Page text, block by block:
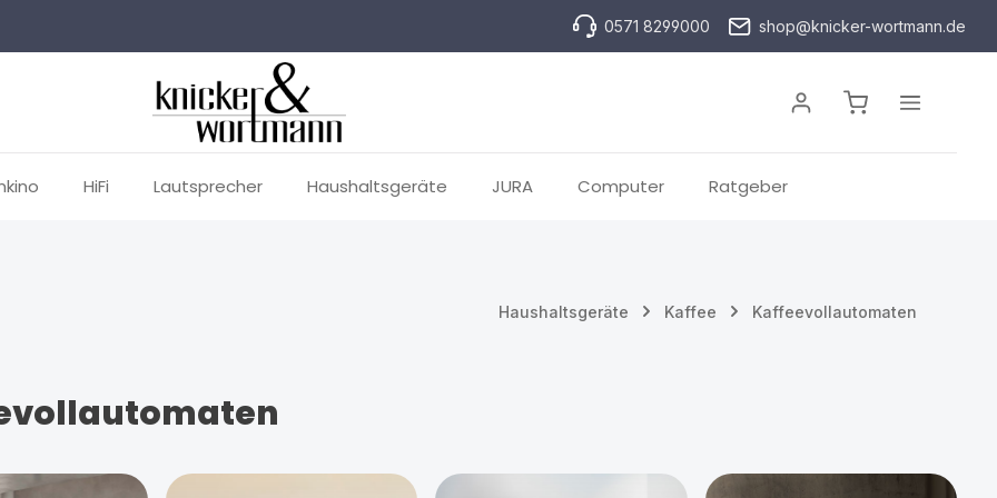
0571 8299000 shop@knicker-wortmann.de
Warenkorb
HiFi Lautsprecher Haushaltsgeräte JURA Computer Ratgeber
Haushaltsgeräte Kaffee Kaffeevollautomaten
überspringen